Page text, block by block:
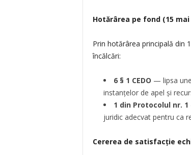
Hotărârea pe fond (15 mai
Prin hotărârea principală din
încălcări:
6 § 1 CEDO — lipsa
instanțelor de apel și
1 din Protocolul nr. 1
juridic adecvat pentru ca
Cererea de satisfacție